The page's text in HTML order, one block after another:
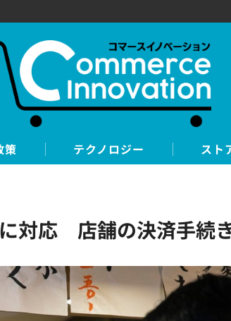
策 テクノロジー スト
対応 店舗の決済手続